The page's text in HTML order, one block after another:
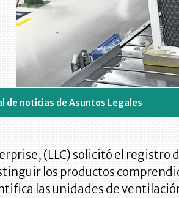
de noticias de Asuntos Legales
(LLC) solicitó el registro
los productos
las unidades de